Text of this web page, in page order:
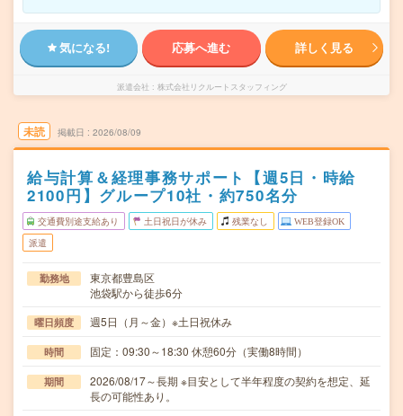
気になる! 応募へ進む 詳しく見る
派遣会社 株式会社リクルートスタッフィング
未読 掲載日 2026/08/09
給与計算＆経理事務サポート【週5日・時給
2100円】グループ10社・約750名分
交通費別途支給あり 土日祝日が休み 残業なし WEB登録OK
派遣
勤務地
東京都豊島区
池袋駅から徒歩6分
曜日頻度 週5日（月～金）※土日祝休み
時間 固定：09:30～18:30 休憩60分（実働8時間）
期間
2026/08/17～長期 ※目安として半年程度の契約を想定、延
長の可能性あり。